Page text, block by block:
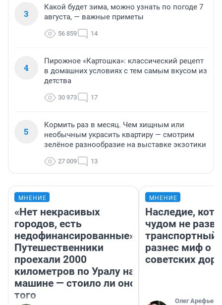
3
Какой будет зима, можно узнать по погоде 7
августа, — важные приметы
56 859 14
4
Пирожное «Картошка»: классический рецепт
в домашних условиях с тем самым вкусом из
детства
30 973 17
5
Кормить раз в месяц. Чем хищным или
необычным украсить квартиру — смотрим
зелёное разнообразие на выставке экзотики
27 009 13
МНЕНИЕ
«Нет некрасивых
городов, есть
недофинансированные».
Путешественники
проехали 2000
километров по Уралу на
машине — стоило ли оно
того
МНЕНИЕ
Наследие,
чудом не
транспортный
разнес миф о
советских
Олег Арефьев